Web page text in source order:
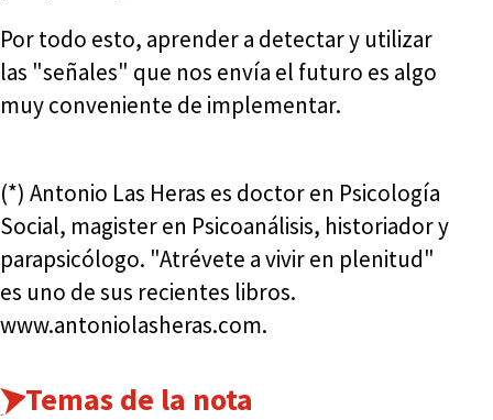
Por todo esto, aprender a detectar y utilizar
las "señales" que nos envía el futuro es algo
muy conveniente de implementar.
(*) Antonio Las Heras es doctor en Psicología
Social, magister en Psicoanálisis, historiador y
parapsicólogo. "Atrévete a vivir en plenitud"
es uno de sus recientes libros.
www.antoniolasheras.com.
Temas de la nota